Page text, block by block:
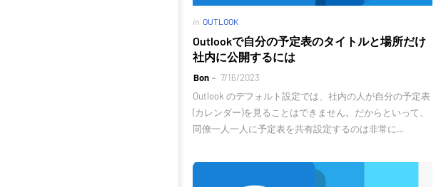
in OUTLOOK
Outlookで自分の予定表のタイトルと場所だけ
社内に公開するには
Bon
7/16/2023
Outlook のデフォルト設定では、社内の人が自分の予定表
(カレンダー)を見ることはできません。だからといって、
同僚一人一人に予定表を共有設定するのは非常に…